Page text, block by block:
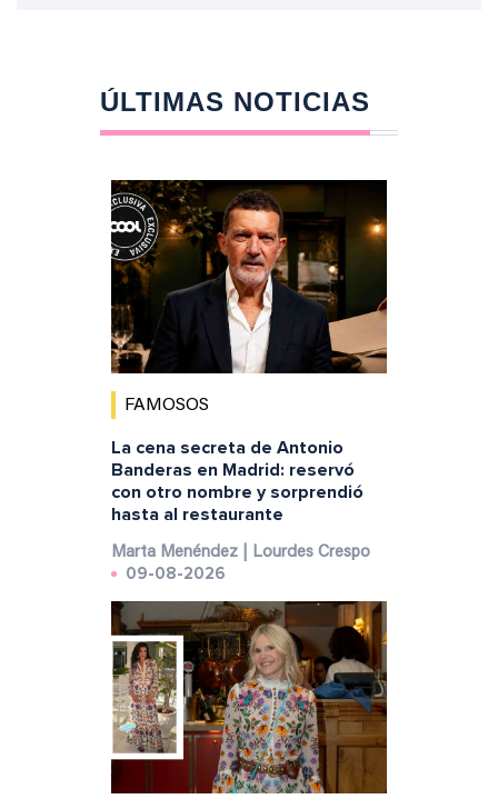
ÚLTIMAS NOTICIAS
FAMOSOS
La cena secreta de Antonio
Banderas en Madrid: reservó
con otro nombre y sorprendió
hasta al restaurante
Marta Menéndez | Lourdes Crespo
09-08-2026